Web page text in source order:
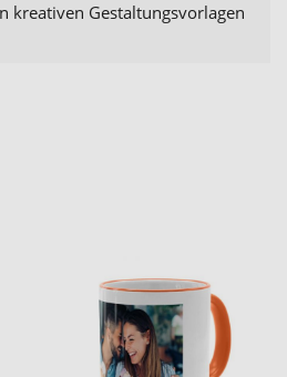
kreativen Gestaltungsvorlagen